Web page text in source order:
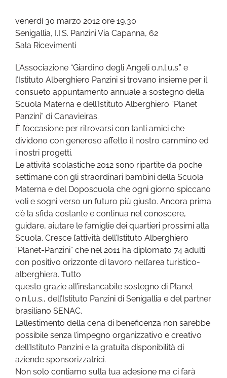
venerdì 30 marzo 2012 ore 19,30
Senigallia, I.I.S. Panzini Via Capanna, 62
Sala Ricevimenti
L’Associazione “Giardino degli Angeli o.n.l.u.s.” e
l’Istituto Alberghiero Panzini si trovano insieme per il
consueto appuntamento annuale a sostegno della
Scuola Materna e dell’Istituto Alberghiero “Planet
Panzini” di Canavieiras.
È l’occasione per ritrovarsi con tanti amici che
dividono con generoso affetto il nostro cammino ed
i nostri progetti.
Le attività scolastiche 2012 sono ripartite da poche
settimane con gli straordinari bambini della Scuola
Materna e del Doposcuola che ogni giorno spiccano
voli e sogni verso un futuro più giusto. Ancora prima
c’è la sfida costante e continua nel conoscere,
guidare, aiutare le famiglie dei quartieri prossimi alla
Scuola. Cresce l’attività dell’Istituto Alberghiero
“Planet-Panzini” che nel 2011 ha diplomato 74 adulti
con positivo orizzonte di lavoro nell’area turistico-
alberghiera. Tutto
questo grazie all’instancabile sostegno di Planet
o.n.l.u.s., dell’Istituto Panzini di Senigallia e del partner
brasiliano SENAC.
L’allestimento della cena di beneficenza non sarebbe
possibile senza l’impegno organizzativo e creativo
dell’Istituto Panzini e la gratuita disponibilità di
aziende sponsorizzatrici.
Non solo contiamo sulla tua adesione ma ci farà